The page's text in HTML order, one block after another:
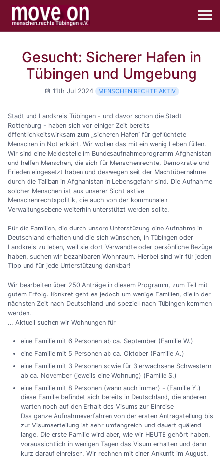
Gesucht: Sicherer Hafen in
Tübingen und Umgebung
11th Jul 2024 MENSCHEN.RECHTE AKTIV
Stadt und Landkreis Tübingen - und davor schon die Stadt
Rottenburg - haben sich vor einiger Zeit bereits
öffentlichkeitswirksam zum „sicheren Hafen“ für geflüchtete
Menschen in Not erklärt. Wir wollen das mit ein wenig Leben füllen.
Wir sind eine Meldestelle im Bundesaufnahmeprogramm Afghanistan
und helfen Menschen, die sich für Menschenrechte, Demokratie und
Frieden eingesetzt haben und deswegen seit der Machtübernahme
durch die Taliban in Afghanistan in Lebensgefahr sind. Die Aufnahme
solcher Menschen ist aus unserer Sicht aktive
Menschenrechtspolitik, die auch von der kommunalen
Verwaltungsebene weiterhin unterstützt werden sollte.
Für die Familien, die durch unsere Unterstüzung eine Aufnahme in
Deutschland erhalten und die sich wünschen, in Tübingen oder
Landkreis zu leben, weil sie dort Verwandte oder persönliche Bezüge
haben, suchen wir bezahlbaren Wohnraum. Hierbei sind wir für jeden
Tipp und für jede Unterstützung dankbar!
Wir bearbeiten über 250 Anträge in diesem Programm, zum Teil mit
gutem Erfolg. Konkret geht es jedoch um wenige Familien, die in der
nächsten Zeit nach Deutschland und speziell nach Tübingen kommen
werden.
… Aktuell suchen wir Wohnungen für
eine Familie mit 6 Personen ab ca. September (Familie W.)
eine Familie mit 5 Personen ab ca. Oktober (Familie A.)
eine Familie mit 3 Personen sowie für 3 erwachsene Schwestern
ab ca. November (jeweils eine Wohnung) (Familie S.)
eine Familie mit 8 Personen (wann auch immer) - (Familie Y.)
diese Familie befindet sich bereits in Deutschland, die anderen
warten noch auf den Erhalt des Visums zur Einreise
Das ganze Aufnahmeverfahren von der ersten Antragstellung bis
zur Visumserteilung ist sehr umfangreich und dauert quälend
lange. Die erste Familie wird aber, wie wir HEUTE gehört haben,
voraussichtlich in wenigen Tagen das Visum erhalten und dann
kurz darauf einreisen. Wir rechnen mit einer Ankunft im August.